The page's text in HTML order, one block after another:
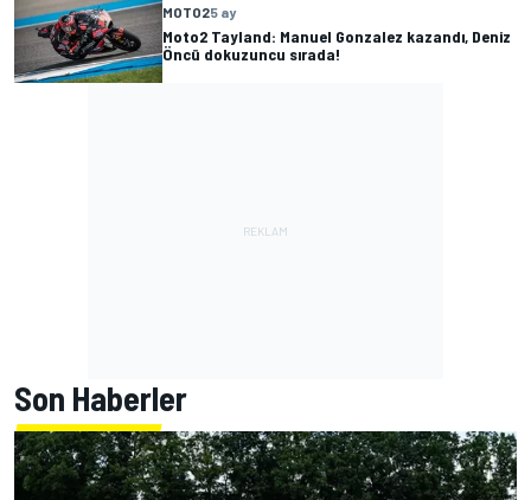
MOTO25 ay
Moto2 Tayland: Manuel Gonzalez kazandı, Deniz
Öncü dokuzuncu sırada!
Son Haberler